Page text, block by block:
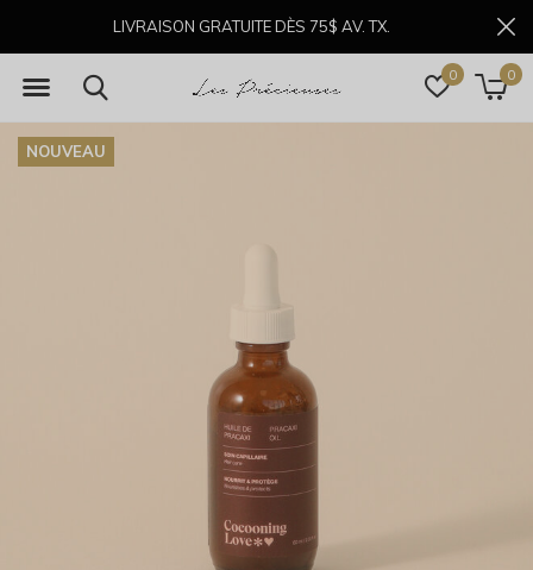
0 0
LIVRAISON GRATUITE DÈS 75$ AV. TX.
NOUVEAU